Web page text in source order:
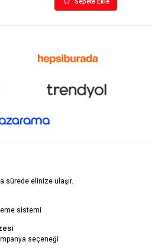
sürede elinize ulaşır.
sistemi
seçeneği